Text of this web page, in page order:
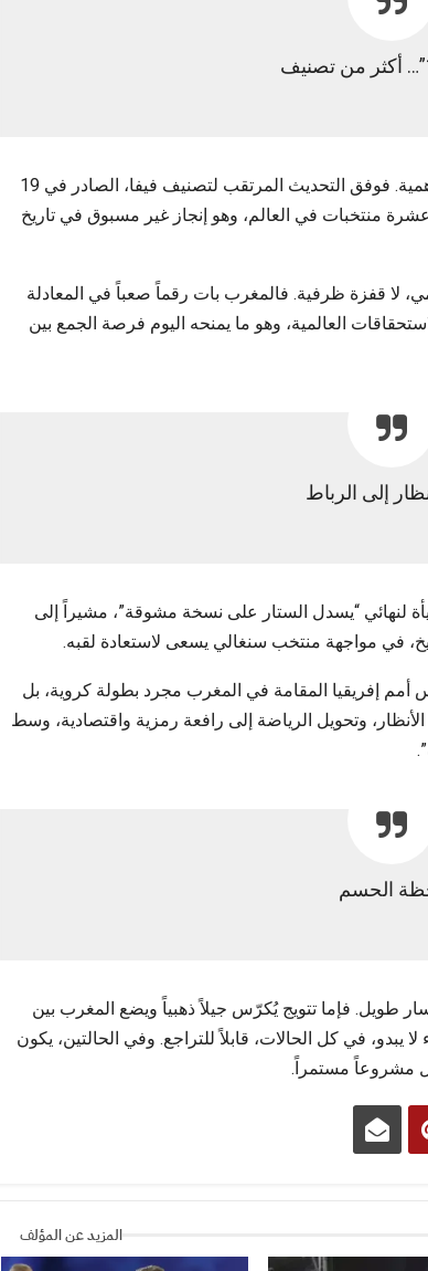
بعيداً عن الكأس، يكتسي النهائي بعداً رقمياً لا يقل أهمية. فوفق التحديث المرتقب لتصنيف فيفا، الصادر في 19
منتخبات في العالم، وهو إنجاز غير مسبوق في تاريخ
لا قفزة ظرفية. فالمغرب بات رقماً صعباً في المعادلة
العالمية، وهو ما يمنحه اليوم فرصة الجمع بين
إلى الرباط
لنهائي “يسدل الستار على نسخة مشوقة”، مشيراً إلى
في مواجهة منتخب سنغالي يسعى لاستعادة لقبه.
و18 يناير 2026، لم تكن كأس أمم إفريقيا المقامة في المغرب مجرد بطولة كروية، بل
وتحويل الرياضة إلى رافعة رمزية واقتصادية، وسط
الحسم
طويل. فإما تتويج يُكرّس جيلاً ذهبياً ويضع المغرب بين
يبدو، في كل الحالات، قابلاً للتراجع. وفي الحالتين، يكون
بل مشروعاً مستمراً.
المزيد عن المؤلف